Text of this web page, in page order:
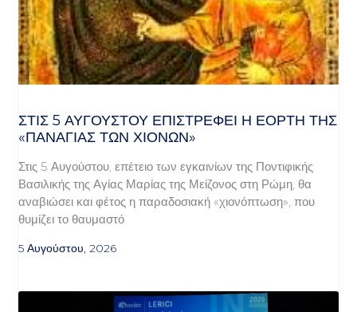
ΣΤΙΣ 5 ΑΥΓΟΎΣΤΟΥ ΕΠΙΣΤΡΈΦΕΙ Η ΕΟΡΤΉ ΤΗΣ
«ΠΑΝΑΓΊΑΣ ΤΩΝ ΧΙΌΝΩΝ»
Στις 5 Αυγούστου, επέτειο των εγκαινίων της Ποντιφικής
Βασιλικής της Αγίας Μαρίας της Μείζονος στη Ρώμη, θα
αναβιώσει και φέτος η παραδοσιακή «χιονόπτωση», που
θυμίζει το θαυμαστό
5 Αυγούστου, 2026